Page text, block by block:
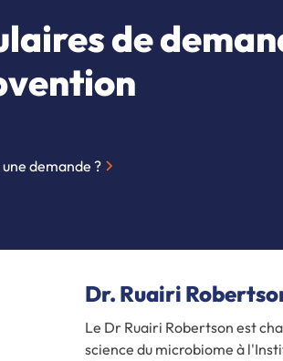
de
demande ?
Dr. Ruairi
Le Dr Ruairi Robertson est
science du microbiome à